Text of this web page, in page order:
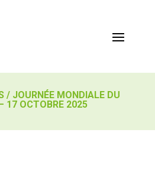
/ JOURNÉE MONDIALE DU
17 OCTOBRE 2025